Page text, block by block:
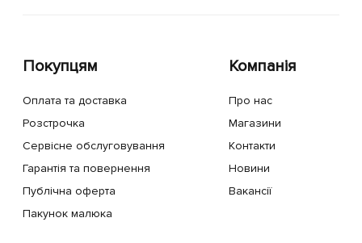
Покупцям
Оплата та доставка
Розстрочка
Сервісне обслуговування
Гарантія та повернення
Публічна оферта
Пакунок малюка
Компанія
Про нас
Магазини
Контакти
Новини
Вакансії